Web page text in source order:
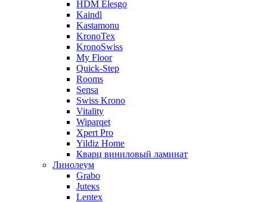
HDM Elesgo
Kaindl
Kastamonu
KronoTex
KronoSwiss
My Floor
Quick-Step
Rooms
Sensa
Swiss Krono
Vitality
Wiparqet
Xpert Pro
Yildiz Home
Кварц виниловый ламинат
Линолеум
Grabo
Juteкs
Lentex